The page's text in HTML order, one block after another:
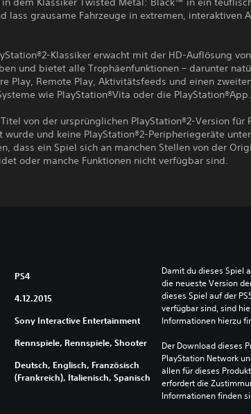
lass grausame Fahrzeuge in extremen, interaktiven
Klassiker erwacht mit der HD-Auflösung
und bietet alle Trophäenfunktionen – darunter
Play, Remote Play, Aktivitätsfeeds und einen
wie PlayStation®Vita oder die PlayStation®App.
von der ursprünglichen PlayStation®2-Version für
wurde und keine PlayStation®2-Peripheriegeräte
dass ein Spiel sich an manchen Stellen von der
oder manche Funktionen nicht verfügbar sind.
PS4
4.12.2015
Sony Interactive Entertainment
Rennspiele, Rennspiele, Shooter
Deutsch, Englisch, Französisch
(Frankreich), Italienisch, Spanisch
Damit du dieses Spiel
die neueste Version
dieses Spiel auf der
verfügbar sind, sind
Informationen hierzu
Der Download dieses
PlayStation Network
allen für dieses
erfordert die
Informationen finden